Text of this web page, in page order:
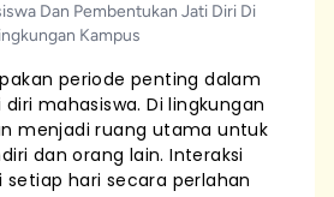
Dan Pembentukan Jati Diri Di
Kampus
periode penting dalam
mahasiswa. Di lingkungan
menjadi ruang utama untuk
dan orang lain. Interaksi
setiap hari secara perlahan